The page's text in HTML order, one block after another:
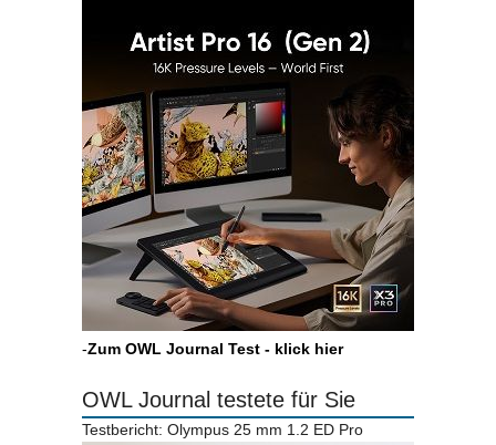
-Zum OWL Journal Test - klick hier
OWL Journal testete für Sie
Testbericht: Olympus 25 mm 1.2 ED Pro